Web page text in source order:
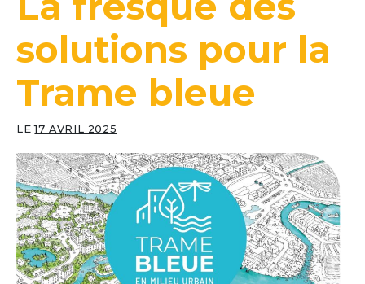
solutions pour la
Trame bleue
LE17 AVRIL 2025